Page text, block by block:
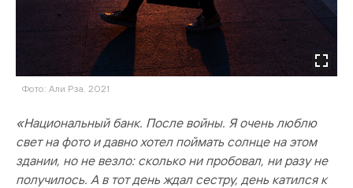
Фото: Али Рза. 2021
«Национальный банк. После войны. Я очень люблю
свет на фото и давно хотел поймать солнце на этом
здании, но не везло: сколько ни пробовал, ни разу не
получилось. А в тот день ждал сестру, день катился к